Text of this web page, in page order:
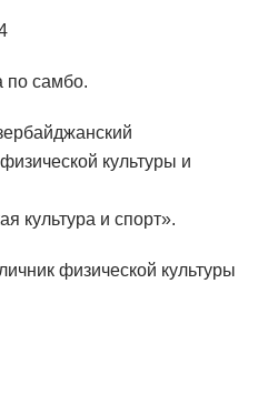
по самбо.
культуры и
культура и спорт».
физической культуры